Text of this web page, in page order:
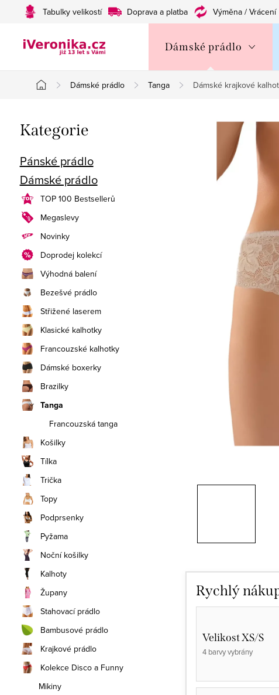
Tabulky velikostí Doprava a platba Výměna / Vrácení
Dámské prádlo
Domů
Dámské prádlo Tanga Dámské krajkové
o
s
t
r
a
n
n
í
p
a
n
e
l
Přeskočit
kategorie
Kategorie
Pánské prádlo
Dámské prádlo
TOP 100 Bestsellerů
Megaslevy
Novinky
Doprodej kolekcí
Výhodná balení
Bezešvé prádlo
Střižené laserem
Klasické kalhotky
Francouzské kalhotky
Dámské boxerky
Brazilky
Tanga
Francouzská tanga
Košilky
Tílka
Trička
Topy
Podprsenky
Pyžama
Noční košilky
Kalhoty
Župany
Stahovací prádlo
Bambusové prádlo
Krajkové prádlo
Kolekce Disco a Funny
Mikiny
Rychlý
Velikost XS/S
4 barvy vybrány